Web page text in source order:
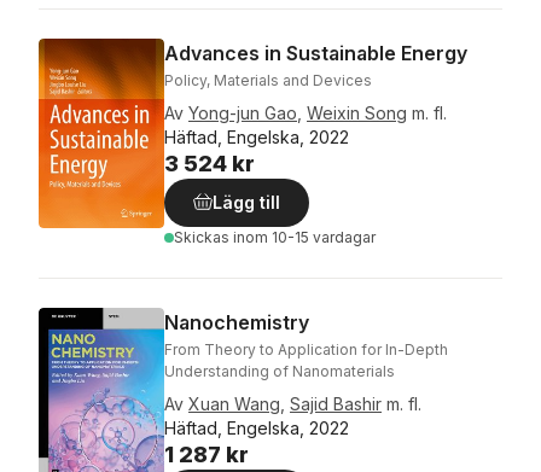
Advances in Sustainable Energy
Policy, Materials and Devices
Av Yong-jun Gao Weixin Song m. fl.
Häftad, Engelska, 2022
3 524 kr
Lägg till
Skickas inom 10-15 vardagar
Nanochemistry
From Theory to Application for In-Depth
Understanding of Nanomaterials
Av Xuan Wang Sajid Bashir m. fl.
Häftad, Engelska, 2022
1 287 kr